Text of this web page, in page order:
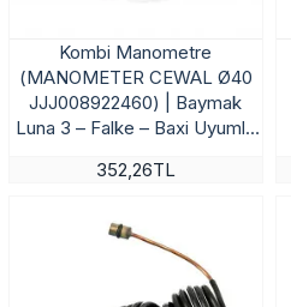
Kombi Manometre
(MANOMETER CEWAL Ø40
JJJ008922460) | Baymak
Luna 3 – Falke – Baxi Uyumlu
352,26TL